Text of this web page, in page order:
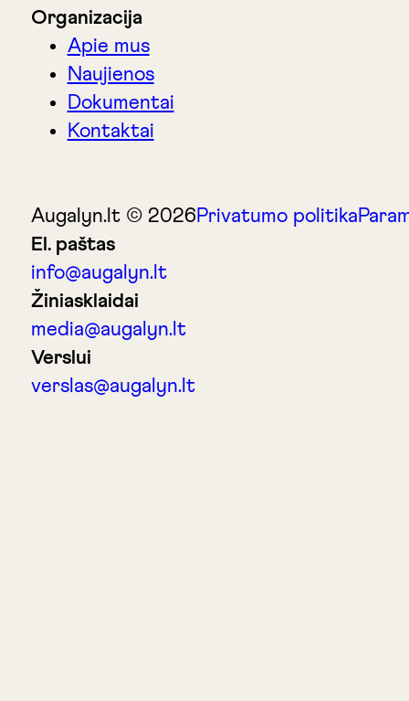
Organizacija
Apie mus
Naujienos
Dokumentai
Kontaktai
Augalyn.lt © 2026Privatumo politika
El. paštas
info@augalyn.lt
Žiniasklaidai
media@augalyn.lt
Verslui
verslas@augalyn.lt